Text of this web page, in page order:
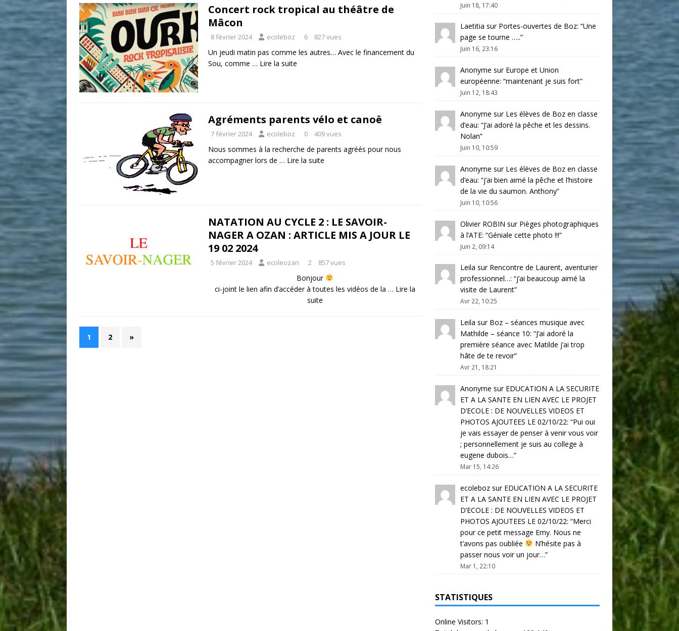
Concert rock tropical au théâtre de
Mâcon
8 février 2024 ecoleboz 6 827 vues
Un jeudi matin pas comme les autres… Avec le financement du
Sou, comme … Lire la suite
Agréments parents vélo et canoë
7 février 2024 ecoleboz 0 409 vues
Nous sommes à la recherche de parents agréés pour nous
accompagner lors de … Lire la suite
NATATION AU CYCLE 2 : LE SAVOIR-
NAGER A OZAN : ARTICLE MIS A JOUR LE
19 02 2024
5 février 2024 ecoleozan 2 857 vues
Bonjour
ci-joint le lien afin d’accéder à toutes les vidéos de la … Lire la
suite
1 2 »
Juin 18, 17:40
Laetitia sur Portes-ouvertes de Boz: “Une
page se tourne …..”
Juin 16, 23:16
Anonyme sur Europe et Union
européenne: “maintenant je suis fort”
Juin 12, 18:43
Anonyme sur Les élèves de Boz en classe
d’eau: “J’ai adoré la pêche et les dessins.
Nolan”
Juin 10, 10:59
Anonyme sur Les élèves de Boz en classe
d’eau: “j’ai bien aimé la pêche et l’histoire
de la vie du saumon. Anthony”
Juin 10, 10:56
Olivier ROBIN sur Pièges photographiques
à l’ATE: “Géniale cette photo !!!”
Juin 2, 09:14
Leila sur Rencontre de Laurent, aventurier
professionnel…: “j’ai beaucoup aimé la
visite de Laurent”
Avr 22, 10:25
Leila sur Boz – séances musique avec
Mathilde – séance 10: “J’ai adoré la
première séance avec Matilde j’ai trop
hâte de te revoir”
Avr 21, 18:21
Anonyme sur EDUCATION A LA SECURITE
ET A LA SANTE EN LIEN AVEC LE PROJET
D’ECOLE : DE NOUVELLES VIDEOS ET
PHOTOS AJOUTEES LE 02/10/22: “Pui oui
je vais essayer de penser à venir vous voir
; personnellement je suis au college à
eugene dubois…”
Mar 15, 14:26
ecolebozsur EDUCATION A LA SECURITE
ET A LA SANTE EN LIEN AVEC LE PROJET
D’ECOLE : DE NOUVELLES VIDEOS ET
PHOTOS AJOUTEES LE 02/10/22: “Merci
pour ce petit message Emy. Nous ne
t’avons pas oubliée
N’hésite pas à
passer nous voir un jour…”
Mar 1, 22:10
STATISTIQUES
Online Visitors: 1